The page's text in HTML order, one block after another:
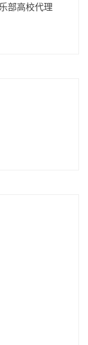
部高校代理